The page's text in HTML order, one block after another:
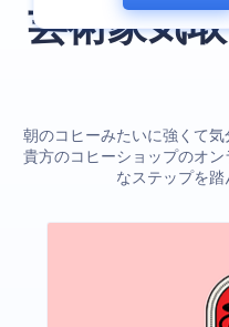
芸術家気
朝のコヒーみたいに強くて気
貴方のコヒーショップのオ
なステップを踏